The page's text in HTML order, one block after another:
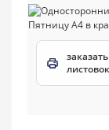
листовок